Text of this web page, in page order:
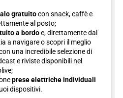
gratuitocon snack, caffè e
al posto;
a bordoe, direttamente dal
a navigare o scopri il meglio
una incredibile selezione di
e riviste disponibili nel
prese elettriche individuali
dispositivi.